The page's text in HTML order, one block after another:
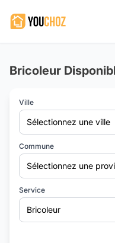
Bricoleur
Ville
Sélectionnez une ville
Commune
Sélectionnez une
Service
Bricoleur